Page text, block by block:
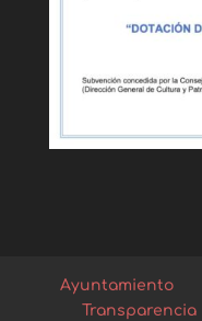
Ayuntamiento
Transparencia